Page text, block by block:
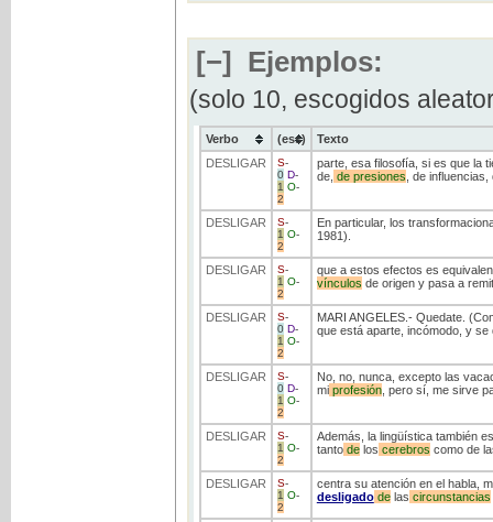
[−] Ejemplos:
(solo 10, escogidos
Verbo (ess)
Texto
DESLIGAR
S-
0 D-
1 O-
2
parte, esa filosofía, si es que la
de, depresiones , de
DESLIGAR S-
1 O-
2
En particular, los
1981).
DESLIGAR S-
1 O-
2
que a estos efectos es
vínculos de origen y pasa a
DESLIGAR S-
0 D-
1 O-
2
MARI ANGELES.- Quedate.
que está aparte, incómodo, y se
DESLIGAR S-
0 D-
1 O-
2
No, no, nunca, excepto las
miprofesión, pero sí, me sirve
DESLIGAR S-
1 O-
2
Además, la lingüística también
tantodelos cerebros como de
DESLIGAR S-
1 O-
2
centra su atención en el habla,
desligadodelas circunstancias